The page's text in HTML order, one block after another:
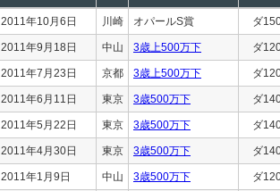
2011年10月6日 川崎 オパールS賞 ダ
2011年9月18日 中山 3歳上500万下 ダ
2011年7月23日 京都 3歳上500万下 ダ
2011年6月11日 東京 3歳500万下 ダ
2011年5月22日 東京 3歳500万下 ダ
2011年4月30日 東京 3歳500万下 ダ
2011年1月9日 中山 3歳500万下 ダ